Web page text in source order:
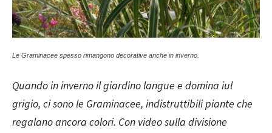
Le Graminacee spesso rimangono decorative anche in inverno.
Quando in inverno il giardino langue e domina iul
grigio, ci sono le Graminacee, indistruttibili piante che
regalano ancora colori. Con video sulla divisione